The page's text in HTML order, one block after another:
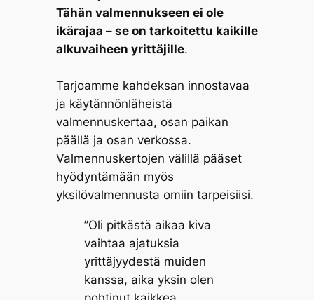
Tähän valmennukseen ei ole
ikärajaa – se on tarkoitettu kaikille
alkuvaiheen yrittäjille.
Tarjoamme kahdeksan innostavaa
ja käytännönläheistä
valmennuskertaa, osan paikan
päällä ja osan verkossa.
Valmennuskertojen välillä pääset
hyödyntämään myös
yksilövalmennusta omiin tarpeisiisi.
”Oli pitkästä aikaa kiva
vaihtaa ajatuksia
yrittäjyydestä muiden
kanssa, aika yksin olen